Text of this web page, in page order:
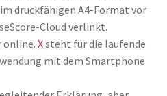
druckfähigen A4-Format vor
Cloud verlinkt.
online. Xsteht für die laufende
mit dem Smartphone